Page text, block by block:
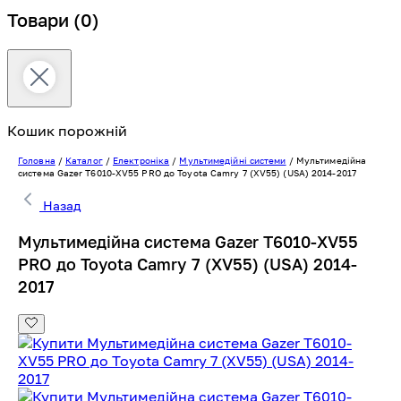
Товари (0)
Кошик порожній
Головна / Каталог/ Електроніка / Мультимедійні системи / Мультимедійна
система Gazer T6010-XV55 PRO до Toyota Camry 7 (XV55) (USA) 2014-2017
Назад
Мультимедійна система Gazer T6010-XV55
PRO до Toyota Camry 7 (XV55) (USA) 2014-
2017